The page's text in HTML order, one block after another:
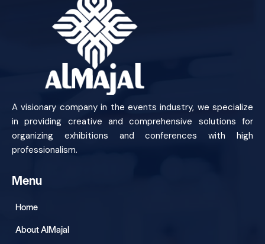
A visionary company in the events industry, we specialize
in providing creative and comprehensive solutions for
organizing exhibitions and conferences with high
professionalism.
Menu
Home
About AlMajal